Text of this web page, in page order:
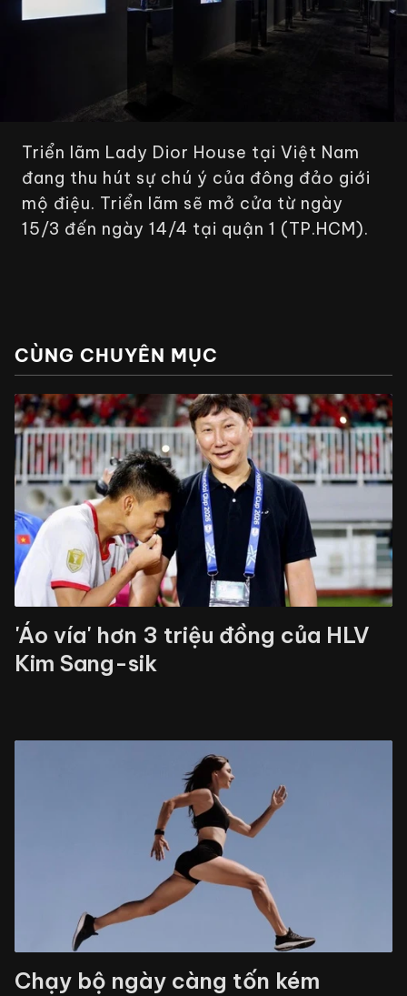
Triển lãm Lady Dior House tại Việt Nam
đang thu hút sự chú ý của đông đảo giới
mộ điệu. Triển lãm sẽ mở cửa từ ngày
15/3 đến ngày 14/4 tại quận 1 (TP.HCM).
CÙNG CHUYÊN MỤC
'Áo vía' hơn 3 triệu đồng của HLV
Kim Sang-sik
Chạy bộ ngày càng tốn kém